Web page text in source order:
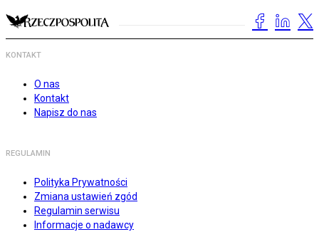
KONTAKT
O nas
Kontakt
Napisz do nas
REGULAMIN
Polityka Prywatności
Zmiana ustawień zgód
Regulamin serwisu
Informacje o nadawcy